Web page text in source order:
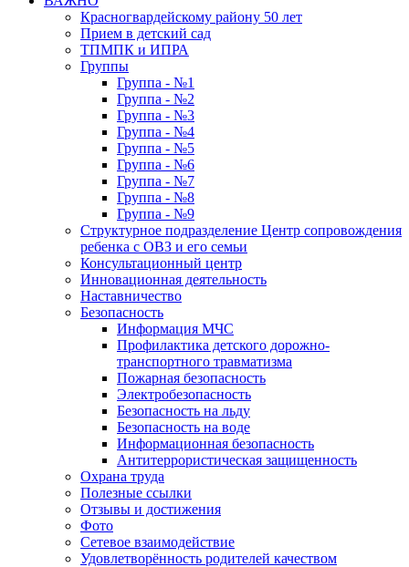
Красногвардейскому району 50 лет
Прием в детский сад
ТПМПК и ИПРА
Группы
Группа - №1
Группа - №2
Группа - №3
Группа - №4
Группа - №5
Группа - №6
Группа - №7
Группа - №8
Группа - №9
Структурное подразделение Центр сопровождения
ребенка с ОВЗ и его семьи
Консультационный центр
Инновационная деятельность
Наставничество
Безопасность
Информация МЧС
Профилактика детского дорожно-
транспортного травматизма
Пожарная безопасность
Электробезопасность
Безопасность на льду
Безопасность на воде
Информационная безопасность
Антитеррористическая защищенность
Охрана труда
Полезные ссылки
Отзывы и достижения
Фото
Сетевое взаимодействие
Удовлетворённость родителей качеством